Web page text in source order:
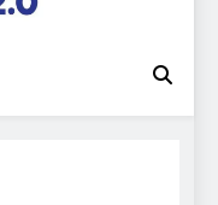
festa 2.0